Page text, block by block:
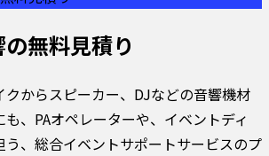
無料見積り
からスピーカー、DJなどの音響機材
、PAオペレーターや、イベントディ
う、総合イベントサポートサービスのプ